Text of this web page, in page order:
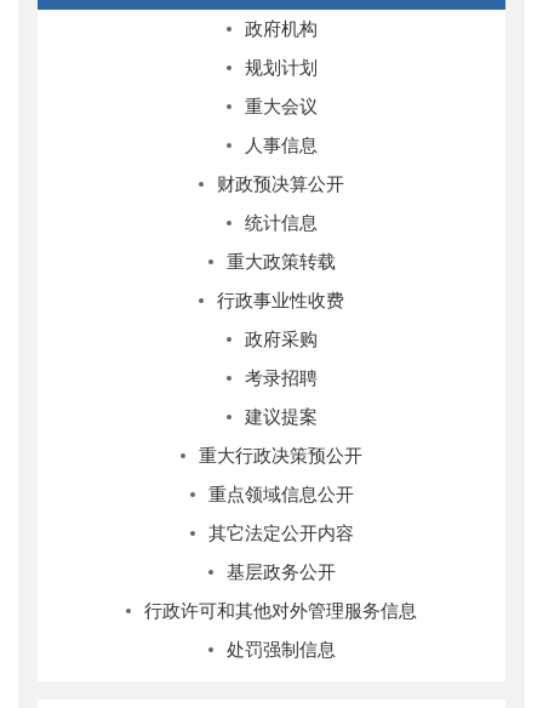
政府机构
规划计划
重大会议
人事信息
财政预决算公开
统计信息
重大政策转载
行政事业性收费
政府采购
考录招聘
建议提案
重大行政决策预公开
重点领域信息公开
其它法定公开内容
基层政务公开
行政许可和其他对外管理服务信息
处罚强制信息